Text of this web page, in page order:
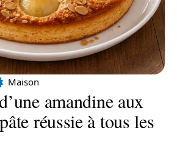
Maison
amandine aux
réussie à tous les